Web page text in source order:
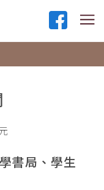
書局、學生